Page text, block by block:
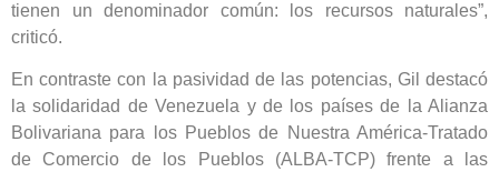
tienen un denominador común: los recursos naturales”,
criticó.
En contraste con la pasividad de las potencias, Gil destacó
la solidaridad de Venezuela y de los países de la Alianza
Bolivariana para los Pueblos de Nuestra América-Tratado
de Comercio de los Pueblos (ALBA-TCP) frente a las